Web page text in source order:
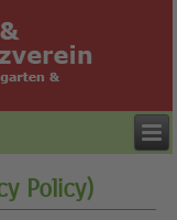
Policy)